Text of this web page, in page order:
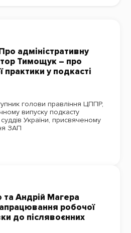
адміністративну
Тимощук – про
практики у подкасті
голови правління ЦППР,
випуску подкасту
України, присвяченому
ЗАП
Андрій Магера
робочої
до післявоєнних